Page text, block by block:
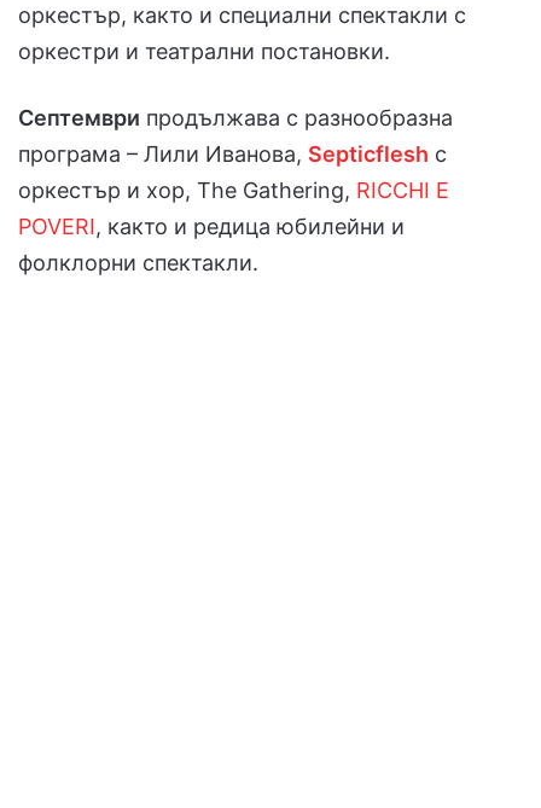
оркестър, както и специални спектакли с
оркестри и театрални постановки.
Септември продължава с разнообразна
програма – Лили Иванова, Septicflesh с
оркестър и хор, The Gathering, RICCHI E
POVERI, както и редица юбилейни и
фолклорни спектакли.